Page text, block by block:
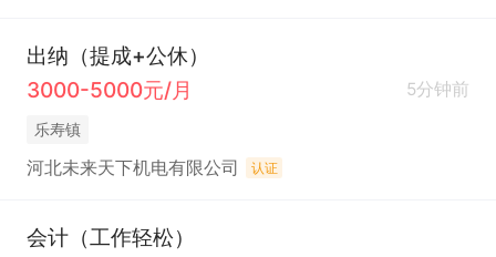
出纳（提成+公休）
3000-5000元/月
5分钟前
乐寿镇
河北未来天下机电有限公司 认证
会计（工作轻松）